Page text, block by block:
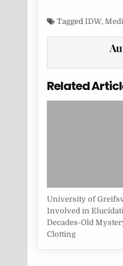
Tagged IDW,
Related
University of
Involved in
Decades-Old
Clotting